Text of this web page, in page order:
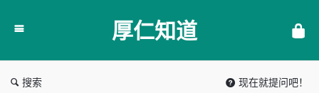
仁
厚仁知道
搜索 现在就提问吧！